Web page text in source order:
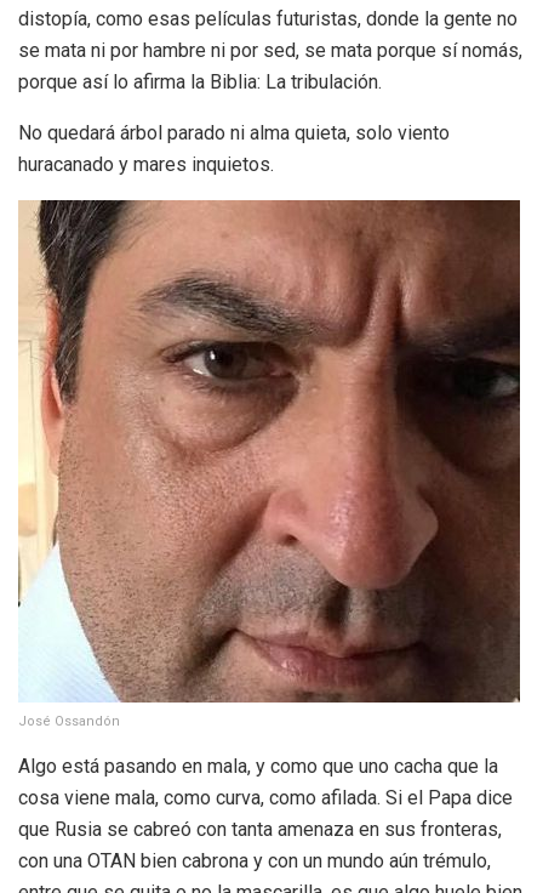
distopía, como esas películas futuristas, donde la gente no
se mata ni por hambre ni por sed, se mata porque sí nomás,
porque así lo afirma la Biblia: La tribulación.
No quedará árbol parado ni alma quieta, solo viento
huracanado y mares inquietos.
José Ossandón
Algo está pasando en mala, y como que uno cacha que la
cosa viene mala, como curva, como afilada. Si el Papa dice
que Rusia se cabreó con tanta amenaza en sus fronteras,
con una OTAN bien cabrona y con un mundo aún trémulo,